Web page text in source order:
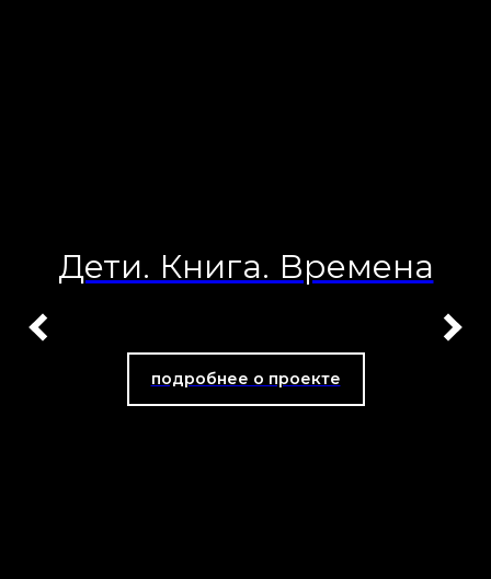
Дети. Книга. Времена
подробнее о проекте